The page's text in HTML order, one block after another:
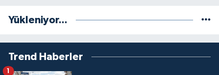
Yükleniyor...
Trend Haberler
1